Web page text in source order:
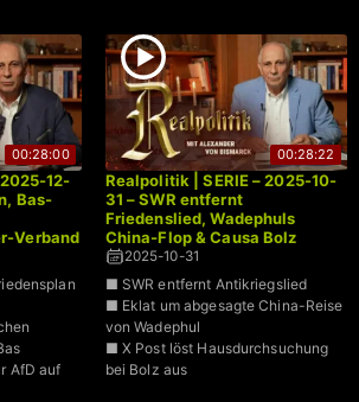
00:28:00
12-
Bas-
Verband
AfD auf
00:28:22
Realpolitik | SERIE – 2025-10-
31 – SWR entfernt
Friedenslied, Wadephuls
China-Flop & Causa Bolz
2025-10-31
■ SWR entfernt Antikriegslied
■ Eklat um abgesagte China-Reise
von Wadephul
■ X Post löst Hausdurchsuchung
bei Bolz aus